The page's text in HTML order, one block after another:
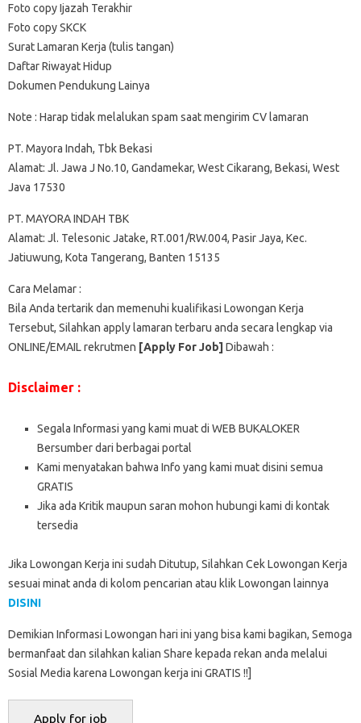
Foto copy Ijazah Terakhir
Foto copy SKCK
Surat Lamaran Kerja (tulis tangan)
Daftar Riwayat Hidup
Dokumen Pendukung Lainya
Note : Harap tidak melalukan spam saat mengirim CV lamaran
PT. Mayora Indah, Tbk Bekasi
Alamat: Jl. Jawa J No.10, Gandamekar, West Cikarang, Bekasi, West
Java 17530
PT. MAYORA INDAH TBK
Alamat: Jl. Telesonic Jatake, RT.001/RW.004, Pasir Jaya, Kec.
Jatiuwung, Kota Tangerang, Banten 15135
Cara Melamar :
Bila Anda tertarik dan memenuhi kualifikasi Lowongan Kerja
Tersebut, Silahkan apply lamaran terbaru anda secara lengkap via
ONLINE/EMAIL rekrutmen [Apply For Job] Dibawah :
Disclaimer :
Segala Informasi yang kami muat di WEB BUKALOKER
Bersumber dari berbagai portal
Kami menyatakan bahwa Info yang kami muat disini semua
GRATIS
Jika ada Kritik maupun saran mohon hubungi kami di kontak
tersedia
Jika Lowongan Kerja ini sudah Ditutup, Silahkan Cek Lowongan Kerja
sesuai minat anda di kolom pencarian atau klik Lowongan lainnya
DISINI
Demikian Informasi Lowongan hari ini yang bisa kami bagikan, Semoga
bermanfaat dan silahkan kalian Share kepada rekan anda melalui
Sosial Media karena Lowongan kerja ini GRATIS !!]